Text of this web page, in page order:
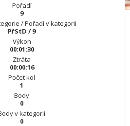
Pořadí
9
/ Pořadí v kategorii
PřStD / 9
Výkon
00:01:30
Ztráta
00:00:16
Počet kol
1
Body
0
v kategorii
0